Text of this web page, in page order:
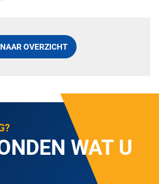
NAAR OVERZICHT
WAT U